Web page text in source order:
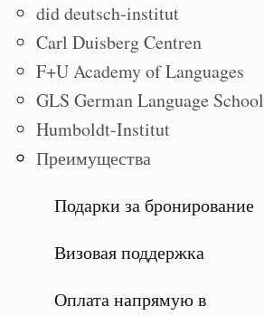
did deutsch-institut
Carl Duisberg Centren
F+U Academy of Languages
GLS German Language School
Humboldt-Institut
Преимущества
Подарки за бронирование
Визовая поддержка
Оплата напрямую в